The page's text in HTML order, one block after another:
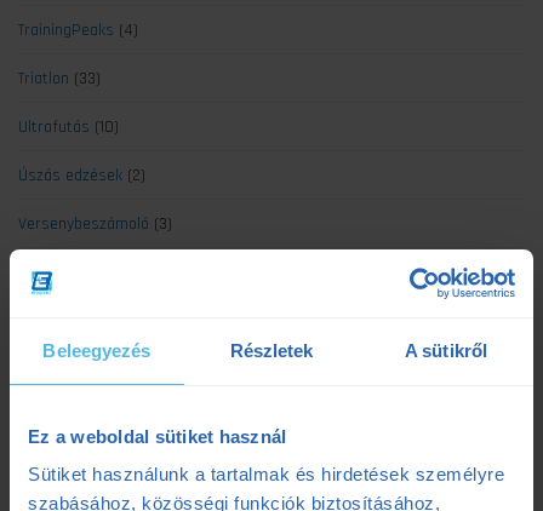
Beleegyezés Részletek A sütikről
Ez a weboldal sütiket használ
Sütiket használunk a tartalmak és hirdetések személyre
szabásához, közösségi funkciók biztosításához,
TrainingPeaks (4)
Triatlon (33)
Ultrafutás (10)
Úszás edzések (2)
Versenybeszámoló (3)
kívül hagynak
2025.07.08.
Szenvedés vagy siker? Egy adat elárulja a maratonod kimenetelét